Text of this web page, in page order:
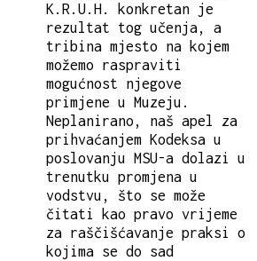
K.R.U.H. konkretan je
rezultat tog učenja, a
tribina mjesto na kojem
možemo raspraviti
mogućnost njegove
primjene u Muzeju.
Neplanirano, naš apel za
prihvaćanjem Kodeksa u
poslovanju MSU-a dolazi u
trenutku promjena u
vodstvu, što se može
čitati kao pravo vrijeme
za raščišćavanje praksi o
kojima se do sad